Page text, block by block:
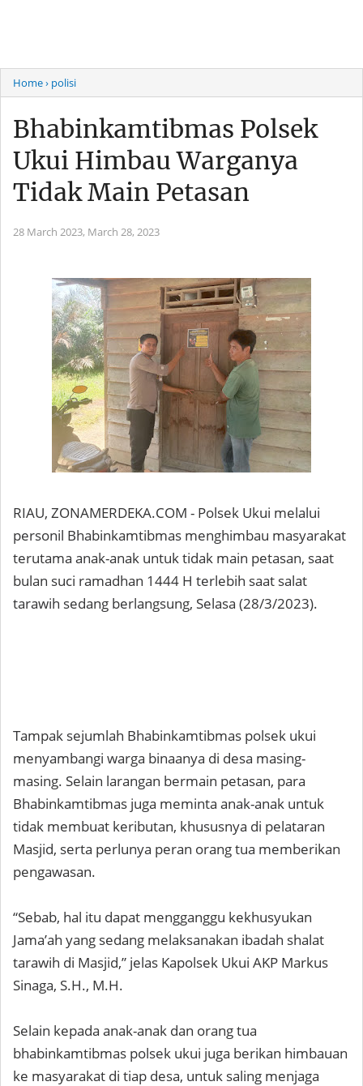
Home› polisi
Bhabinkamtibmas Polsek
Ukui Himbau Warganya
Tidak Main Petasan
28 March 2023, March 28, 2023
RIAU, ZONAMERDEKA.COM - Polsek Ukui melalui
personil Bhabinkamtibmas menghimbau masyarakat
terutama anak-anak untuk tidak main petasan, saat
bulan suci ramadhan 1444 H terlebih saat salat
tarawih sedang berlangsung, Selasa (28/3/2023).
Tampak sejumlah Bhabinkamtibmas polsek ukui
menyambangi warga binaanya di desa masing-
masing. Selain larangan bermain petasan, para
Bhabinkamtibmas juga meminta anak-anak untuk
tidak membuat keributan, khususnya di pelataran
Masjid, serta perlunya peran orang tua memberikan
pengawasan.
“Sebab, hal itu dapat mengganggu kekhusyukan
Jama’ah yang sedang melaksanakan ibadah shalat
tarawih di Masjid,” jelas Kapolsek Ukui AKP Markus
Sinaga, S.H., M.H.
Selain kepada anak-anak dan orang tua
bhabinkamtibmas polsek ukui juga berikan himbauan
ke masyarakat di tiap desa, untuk saling menjaga